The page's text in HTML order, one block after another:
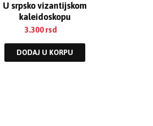
U srpsko vizantijskom
kaleidoskopu
3.300 rsd
DODAJ U KORPU